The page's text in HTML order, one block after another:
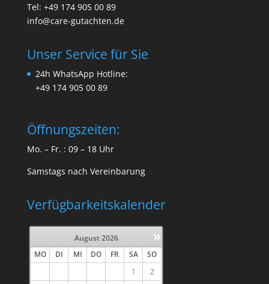
Tel: +49 174 905 00 89
info@care-gutachten.de
Unser Service für Sie
24h WhatsApp Hotline:
+49 174 905 00 89
Öffnungszeiten:
Mo. – Fr. : 09 – 18 Uhr
Samstags nach Vereinbarung
Verfügbarkeitskalender
»
August2026
MO
DI MI DO FR SA
SO
1
2